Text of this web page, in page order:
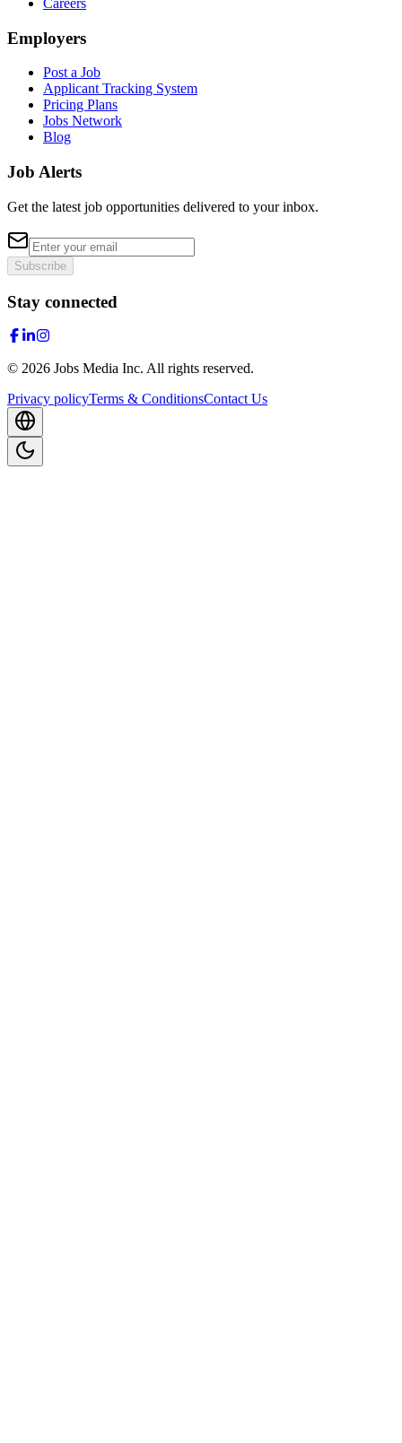
Careers
Employers
Post a Job
Applicant Tracking System
Pricing Plans
Jobs Network
Blog
Job Alerts
Get the latest job opportunities delivered to your inbox.
Subscribe
Stay connected
© 2026 Jobs Media Inc. All rights reserved.
Privacy policyTerms & ConditionsContact Us